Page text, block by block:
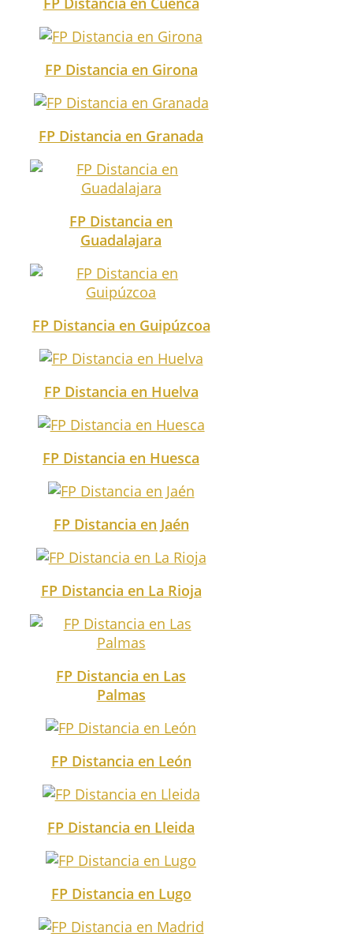
FP Distancia en Girona
FP Distancia en Granada
FP Distancia en
Guadalajara
FP Distancia en Guipúzcoa
FP Distancia en Huelva
FP Distancia en Huesca
FP Distancia en Jaén
FP Distancia en La Rioja
FP Distancia en Las
Palmas
FP Distancia en León
FP Distancia en Lleida
FP Distancia en Lugo